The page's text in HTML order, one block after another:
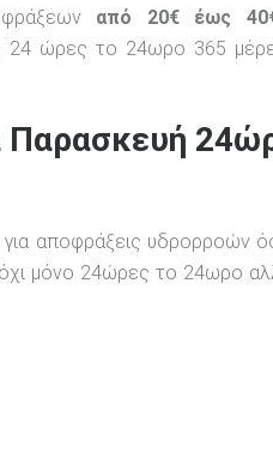
από 20€ έως
24 ώρες το 24ωρο 365
Παρασκευή
αποφράξεις υδρορροών
μόνο 24ώρες το 24ωρο